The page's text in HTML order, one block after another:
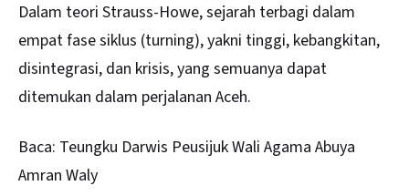
Dalam teori Strauss-Howe, sejarah terbagi dalam
empat fase siklus (turning), yakni tinggi, kebangkitan,
disintegrasi, dan krisis, yang semuanya dapat
ditemukan dalam perjalanan Aceh.
Baca: Teungku Darwis Peusijuk Wali Agama Abuya
Amran Waly